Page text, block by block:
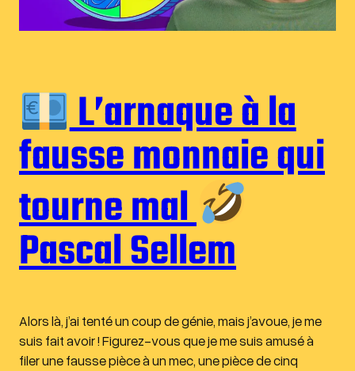
L’arnaque à la
fausse monnaie qui
tourne mal
Pascal Sellem
Alors là, j’ai tenté un coup de génie, mais j’avoue, je me
suis fait avoir ! Figurez-vous que je me suis amusé à
filer une fausse pièce à un mec, une pièce de cinq